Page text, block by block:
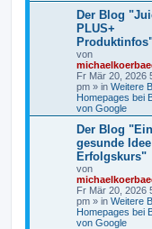
Der Blog
PLUS+
von
Fr Mär 20, 2026
pm » in Weitere
Homepages bei
von Google
Der Blog
gesunde
Erfolgskurs"
von
Fr Mär 20, 2026
pm » in Weitere
Homepages bei
von Google